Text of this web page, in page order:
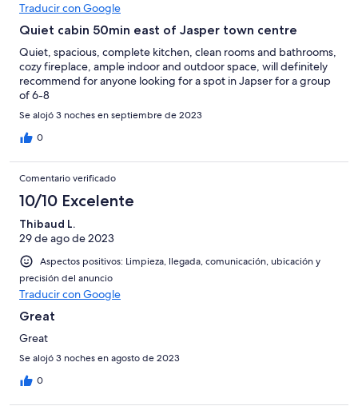
Horrible
Traducir con Google
Quiet cabin 50min east of Jasper town centre
Quiet, spacious, complete kitchen, clean rooms and bathrooms,
cozy fireplace, ample indoor and outdoor space, will definitely
recommend for anyone looking for a spot in Japser for a group
of 6-8
Se alojó 3 noches en septiembre de 2023
0
Comentario verificado
10/10 Excelente
Thibaud L.
29 de ago de 2023
Aspectos positivos: Limpieza, llegada, comunicación, ubicación y
precisión del anuncio
Traducir con Google
Great
Great
Se alojó 3 noches en agosto de 2023
0